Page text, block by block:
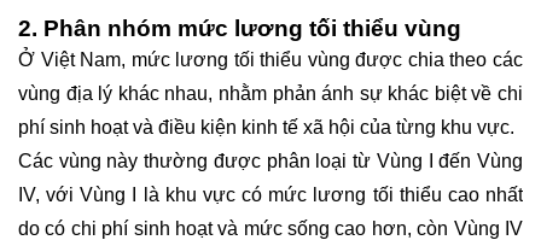
2. Phân nhóm mức lương tối thiểu vùng
Ở Việt Nam, mức lương tối thiểu vùng được chia theo các
vùng địa lý khác nhau, nhằm phản ánh sự khác biệt về chi
phí sinh hoạt và điều kiện kinh tế xã hội của từng khu vực.
Các vùng này thường được phân loại từ Vùng I đến Vùng
IV, với Vùng I là khu vực có mức lương tối thiểu cao nhất
do có chi phí sinh hoạt và mức sống cao hơn, còn Vùng IV